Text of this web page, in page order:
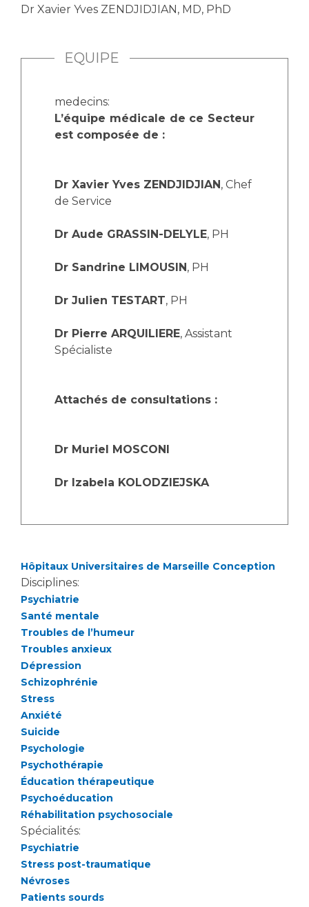
Dr Xavier Yves ZENDJIDJIAN, MD, PhD
EQUIPE
medecins:
L’équipe médicale de ce Secteur
est composée de :
Dr Xavier Yves ZENDJIDJIAN, Chef
de Service
Dr Aude GRASSIN-DELYLE, PH
Dr Sandrine LIMOUSIN, PH
Dr Julien TESTART, PH
Dr Pierre ARQUILIERE, Assistant
Spécialiste
Attachés de consultations :
Dr Muriel MOSCONI
Dr Izabela KOLODZIEJSKA
Hôpitaux Universitaires de Marseille Conception
Disciplines:
Psychiatrie
Santé mentale
Troubles de l’humeur
Troubles anxieux
Dépression
Schizophrénie
Stress
Anxiété
Suicide
Psychologie
Psychothérapie
Éducation thérapeutique
Psychoéducation
Réhabilitation psychosociale
Spécialités:
Psychiatrie
Stress post-traumatique
Névroses
Patients sourds